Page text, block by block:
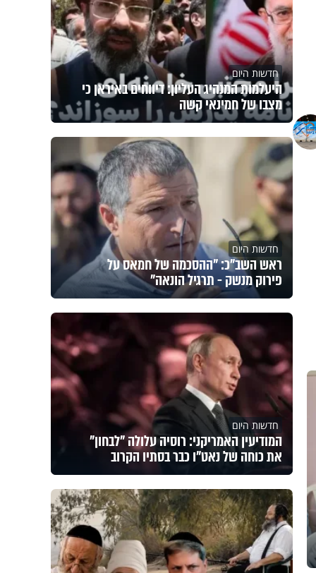
חדשות היום
היעלמות המנהיג העליון: דיווחים באיראן כי
מצבו של חמינאי קשה
חדשות היום
ראש השב"כ: "ההסכמה של חמאס על
פירוק מנשק - תרגיל הונאה"
חדשות היום
המודיעין האמריקני: רוסיה עלולה "לבחון"
את כוחה של נאט"ו כבר בסתיו הקרוב